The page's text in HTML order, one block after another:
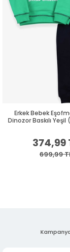
Erkek Bebek
Dinozor Baskılı Yeşil
374,99
699,99